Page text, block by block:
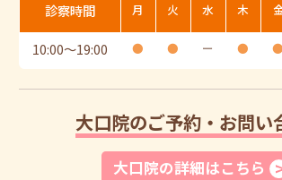
診察時間 月 火 水 木
10:00〜19:00 ● ● ー ● ●
大口院のご予約・お問い
大口院の詳細はこちら